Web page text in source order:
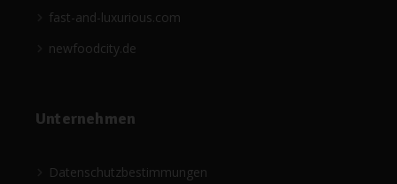
fast-and-luxurious.com
newfoodcity.de
Unternehmen
Datenschutzbestimmungen